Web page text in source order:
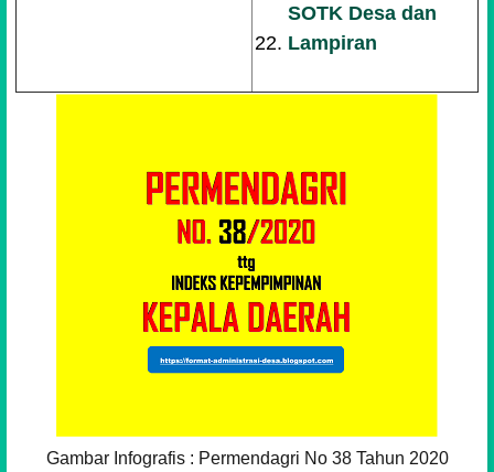
SOTK Desa dan
Lampiran
Gambar Infografis : Permendagri No 38 Tahun 2020